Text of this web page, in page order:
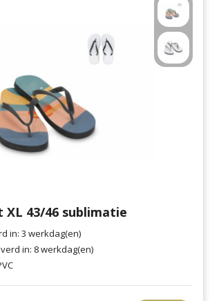
XL 43/46 sublimatie
in: 3 werkdag(en)
in: 8 werkdag(en)